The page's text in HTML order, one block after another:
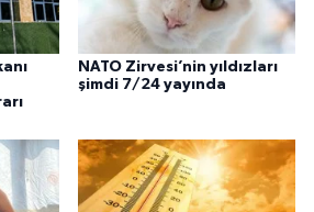
NATO Zirvesi’nin yıldızları
şimdi 7/24 yayında